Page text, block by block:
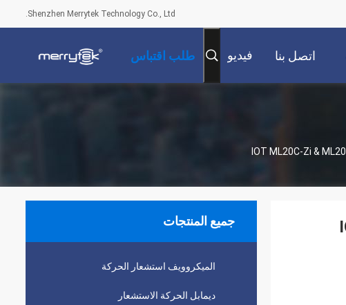
Shenzhen Merrytek Technology Co., Ltd.
اتصل بنا فيديو طلب اقتباس
جميع المنتجات
الميكروويف استشعار الحركة
ديمابل الحركة الاستشعار